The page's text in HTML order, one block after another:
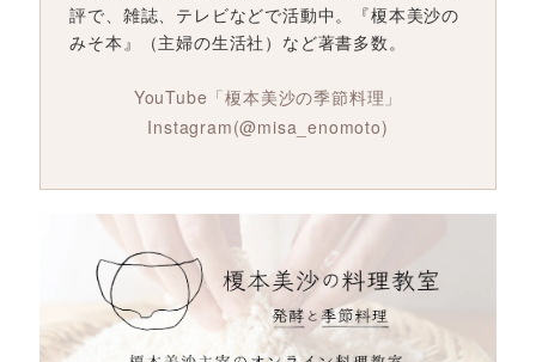
評で、雑誌、テレビなどで活動中。『榎本美沙の
みそ本』（主婦の生活社）など著書多数。
YouTube「榎本美沙の季節料理」
Instagram(@misa_enomoto)